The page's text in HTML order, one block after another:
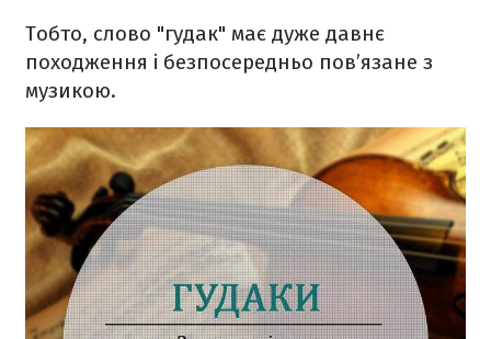
Тобто, слово "гудак" має дуже давнє
походження і безпосередньо пов’язане з
музикою.